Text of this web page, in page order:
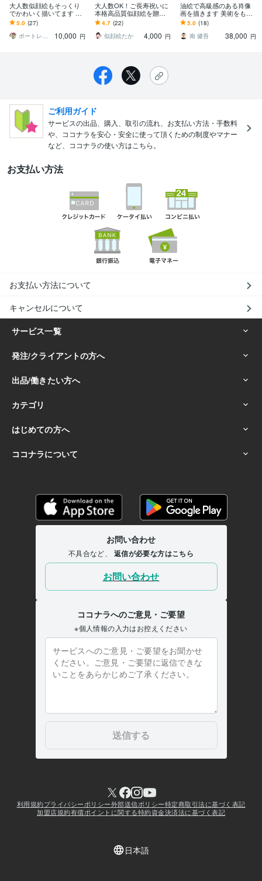
大人数似顔絵もそっくり
でかわいく描いてます 還
暦や長寿祝いのプレゼン
ト・ギフトに☆プロ手描
き水彩画一点物
5.0 (27)
ポートレックス『にがおえやさん』
10,000 円
大人数OK！ご長寿祝いに
本格高品質似顔絵を贈り
ます ★還暦・古希・米寿
記念プレゼントに！印刷
とデータで納品！
4.7 (22)
似顔絵たか
4,000 円
油絵で高級感のある肖像
画を描きます 美術をもっ
と身近に。絵画を飾った
り、贈ったりしてみませ
んか？
5.0 (18)
南 健吾
38,000 円
ご利用ガイド
サービスの出品、購入、取引の流れ、お支払い方法・手数料
や、ココナラを安心・安全に使って頂くための制度やマナー
など、ココナラの使い方はこちら。
お支払い方法
お支払い方法について
キャンセルについて